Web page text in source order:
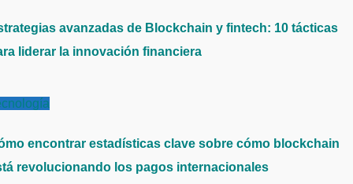
avanzadas de Blockchain y fintech: 10 tácticas
liderar la innovación financiera
encontrar estadísticas clave sobre cómo blockchain
revolucionando los pagos internacionales